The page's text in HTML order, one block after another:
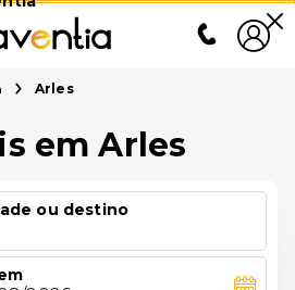
Arles
em Arles
ou destino